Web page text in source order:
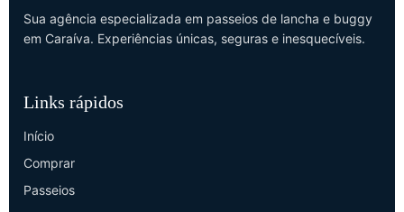
Sua agência especializada em passeios de lancha e buggy
em Caraíva. Experiências únicas, seguras e inesquecíveis.
Links rápidos
Início
Comprar
Passeios